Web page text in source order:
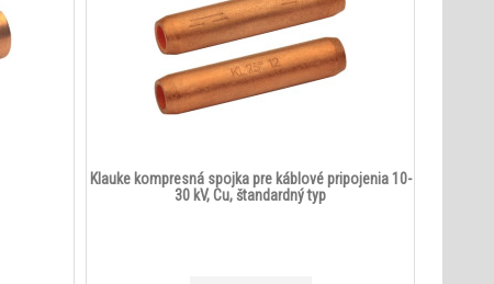
Klauke kompresná spojka pre káblové pripojenia 10-
30 kV, Cu, štandardný typ